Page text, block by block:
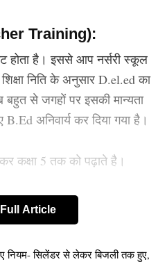
Training):
होता है। इससे आप नर्सरी स्कूल
निति के अनुसार D.el.ed का
से जगहों पर इसकी मान्यता
अनिवार्य कर दिया गया है।
कक्षा 5 तक को पढ़ाते है।
th तक के छात्रों को पढ़ाते है।
Article
नियम- सिलेंडर से लेकर बिजली तक हुए,